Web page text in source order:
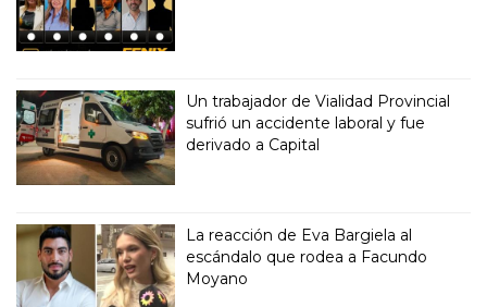
Un trabajador de Vialidad Provincial
sufrió un accidente laboral y fue
derivado a Capital
La reacción de Eva Bargiela al
escándalo que rodea a Facundo
Moyano